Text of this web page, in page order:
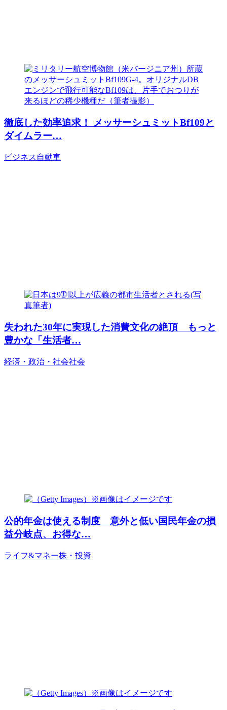
徹底した効率追求！ メッサーシュミットBf109と
ダイムラー…
ビジネス 自動車
失われた30年に実現した消費文化の絶頂 もっと
豊かな「生活者…
経済・政治・社会社会
公的年金は使える制度 意外と低い国民年金の損
益分岐点、お得な…
ライフ&マネー株・投資